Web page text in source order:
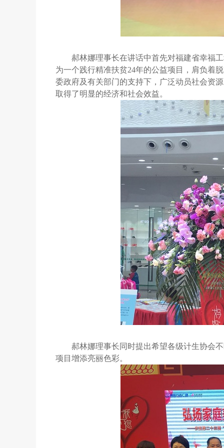
郝林娜理事长在讲话中首先对福建省幸福
为一个践行精准扶贫24年的公益项目，肩负着
委政府及有关部门的支持下，广泛动员社会资
取得了明显的经济和社会效益。
郝林娜理事长同时提出希望各级计生协会
项目增添亮丽色彩。